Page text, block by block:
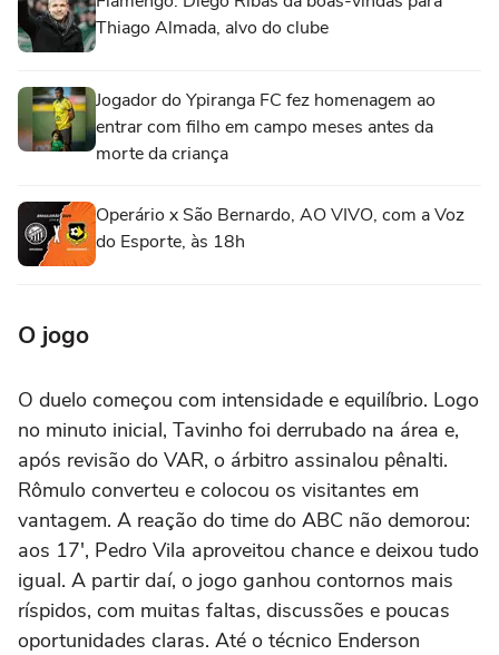
Thiago Almada, alvo do clube
Jogador do Ypiranga FC fez homenagem ao
entrar com filho em campo meses antes da
morte da criança
Operário x São Bernardo, AO VIVO, com a Voz
do Esporte, às 18h
O jogo
O duelo começou com intensidade e equilíbrio. Logo
no minuto inicial, Tavinho foi derrubado na área e,
após revisão do VAR, o árbitro assinalou pênalti.
Rômulo converteu e colocou os visitantes em
vantagem. A reação do time do ABC não demorou:
aos 17′, Pedro Vila aproveitou chance e deixou tudo
igual. A partir daí, o jogo ganhou contornos mais
ríspidos, com muitas faltas, discussões e poucas
oportunidades claras. Até o técnico Enderson